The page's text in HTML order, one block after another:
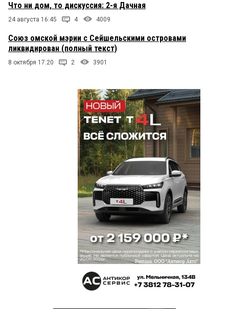
Что ни дом, то дискуссия: 2-я Дачная
24 августа 16:45 4 4009
Союз омской мэрии с Сейшельскими островами
ликвидирован (полный текст)
8 октября 17:20 2 3901